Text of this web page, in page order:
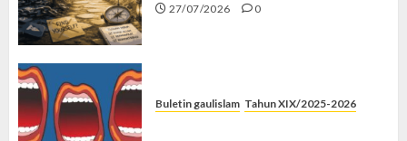
27/07/2026 0
Buletin gaulislam Tahun XIX/2025-2026